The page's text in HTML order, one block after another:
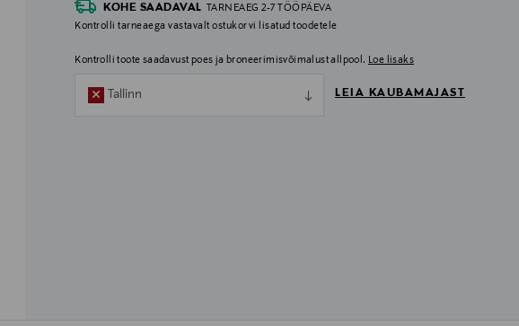
KOHE SAADAVAL TARNEAEG 2-7 TÖÖPÄEVA
Kontrolli tarneaega vastavalt ostukorvi lisatud toodetele
Kontrolli toote saadavust poes ja broneerimisvõimalust allpool. Loe lisaks
Tallinn LEIA KAUBAMAJAST